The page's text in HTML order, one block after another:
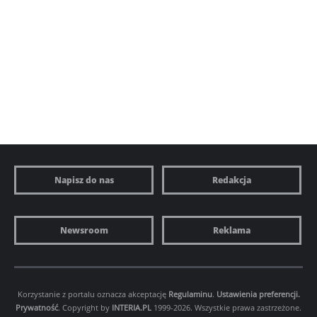
Napisz do nas Redakcja
Newsroom Reklama
Korzystanie z portalu oznacza akceptację Regulaminu. Ustawienia preferencji.
Prywatność. Copyright by INTERIA.PL 1999-2026. Wszystkie prawa zastrzeżone.